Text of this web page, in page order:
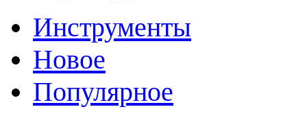
Инструменты
Новое
Популярное